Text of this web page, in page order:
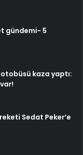
gündemi- 5
kaza yaptı:
Sedat Peker’e